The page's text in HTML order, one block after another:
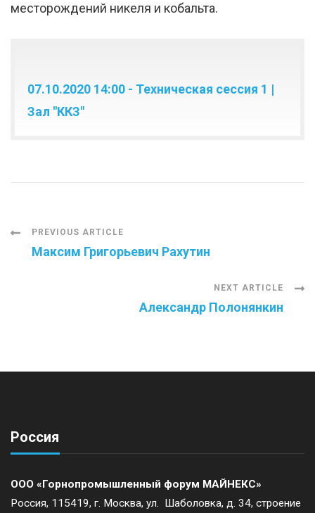
месторождений никеля и кобальта.
07.10.2020 14:00 - Техническая сессия 1 |
Зал "ККЗ"
Post
PREVIOUS ARTICLE
Максим Григорьевич Рахутин
NEXT ARTICLE
Александр Полонянкин
Россия
ООО «Горнопромышленный форум МАЙНЕКС»
Россия, 115419, г. Москва, ул. Шаболовка, д. 34, строение